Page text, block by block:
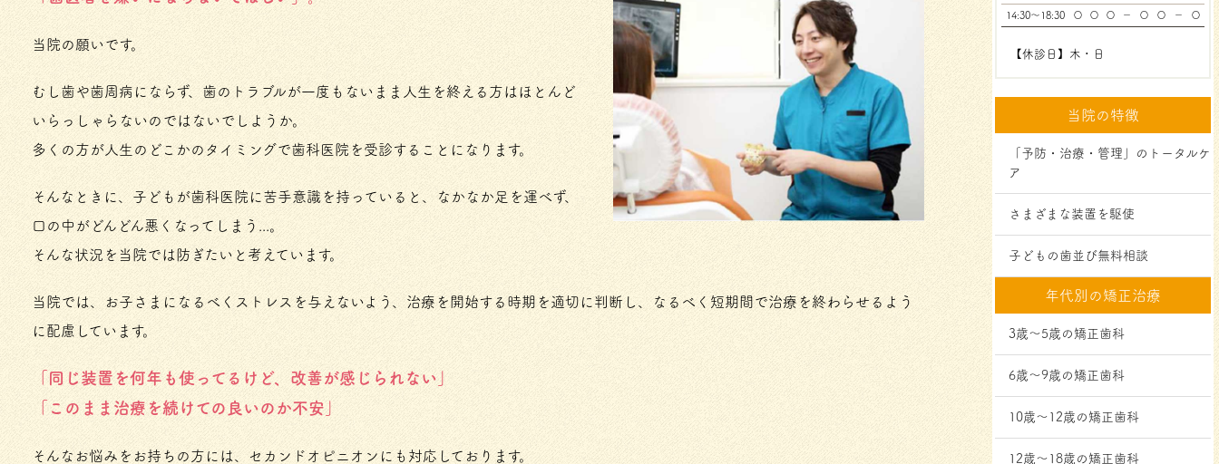
当院の願いです。
むし歯や歯周病にならず、歯のトラブルが一度もないまま人生を終える方はほとんど
いらっしゃらないのではないでしようか。
多くの方が人生のどこかのタイミングで歯科医院を受診することになります。
そんなときに、子どもが歯科医院に苦手意識を持っていると、なかなか足を運べず、
口の中がどんどん悪くなってしまう...。
そんな状況を当院では防ぎたいと考えています。
当院では、お子さまになるべくストレスを与えないよう、治療を開始する時期を適切に判断し、なるべく短期間で治療を終わらせるよう
に配慮しています。
「同じ装置を何年も使ってるけど、改善が感じられない」
「このまま治療を続けての良いのか不安」
そんなお悩みをお持ちの方には、セカンドオピニオンにも対応しております。
14:30～18:30 〇 〇 〇 － 〇 〇 － 〇
【休診日】木・日
当院の特徴
「予防・治療・管理」のトータルケ
ア
さまざまな装置を駆使
子どもの歯並び無料相談
年代別の矯正治療
3歳～5歳の矯正歯科
6歳～9歳の矯正歯科
10歳～12歳の矯正歯科
12歳～18歳の矯正歯科